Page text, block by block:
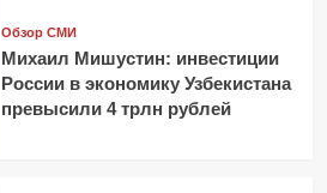
Обзор СМИ
Михаил Мишустин: инвестиции
России в экономику Узбекистана
превысили 4 трлн рублей